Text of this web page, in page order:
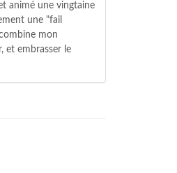
animé une vingtaine
une "fail
mon
et embrasser le